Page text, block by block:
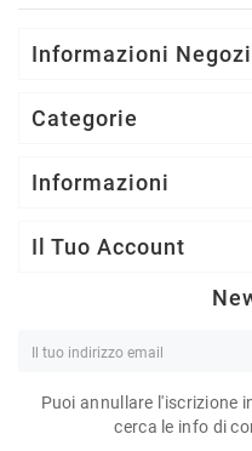
Informazioni
Categorie
Informazioni
Il Tuo Account
Puoi annullare l'iscrizione
cerca le info di